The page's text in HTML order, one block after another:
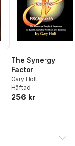
The Synergy
Factor
Gary Holt
Häftad
256 kr